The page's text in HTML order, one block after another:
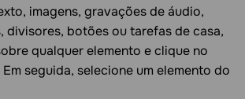
imagens, gravações de áudio,
divisores, botões ou tarefas de casa,
qualquer elemento e clique no
Em seguida, selecione um elemento do